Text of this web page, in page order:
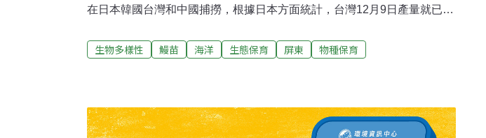
在日本韓國台灣和中國捕撈，根據日本方面統計，台灣12月9日產量就已達
的量有降低趨勢，但全台累計已在900公斤上下，是四國產量最高。學者提
醒，以總量來看，今年數量應該不會高於去年，而鰻苗捕獲量年年下滑，
生物多樣性 鰻苗 海洋 生態保育 屏東 物種保育